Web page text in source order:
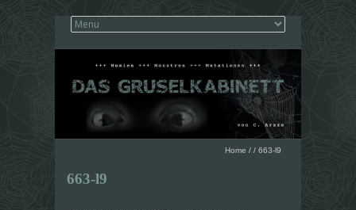
Home / / 663-l9
663-l9